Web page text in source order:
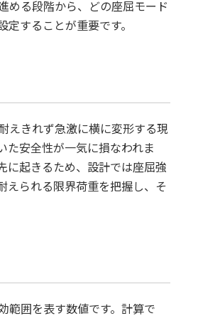
める段階から、どの座屈モード
することが重要です。
えきれず急激に横に変形する現
た安全性が一気に損なわれま
に起きるため、設計では座屈強
えられる限界荷重を把握し、そ
範囲を表す数値です。計算で